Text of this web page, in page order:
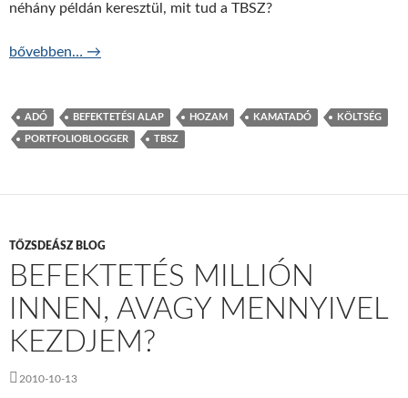
néhány példán keresztül, mit tud a TBSZ?
Mennyire éri meg a TBSZ?
bővebben… →
ADÓ BEFEKTETÉSI ALAP HOZAM KAMATADÓ KÖLTSÉG
PORTFOLIOBLOGGER TBSZ
TŐZSDEÁSZ BLOG
BEFEKTETÉS MILLIÓN
INNEN, AVAGY MENNYIVEL
KEZDJEM?
2010-10-13